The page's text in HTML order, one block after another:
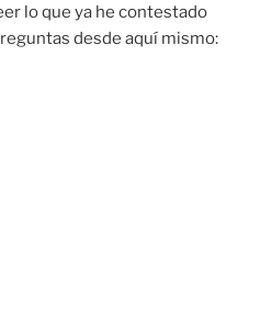
lo que ya he contestado
desde aquí mismo: